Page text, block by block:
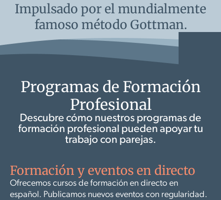
Impulsado por el mundialmente
famoso método Gottman.
Programas de Formación
Profesional
Descubre cómo nuestros programas de
formación profesional pueden apoyar tu
trabajo con parejas.
Formación y eventos en directo
Ofrecemos cursos de formación en directo en
español. Publicamos nuevos eventos con regularidad.